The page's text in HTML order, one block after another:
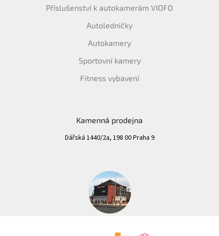
Příslušenství k autokamerám VIOFO
Autoledničky
Autokamery
Sportovní kamery
Fitness vybavení
Kamenná prodejna
Dářská 1440/2a, 198 00 Praha 9